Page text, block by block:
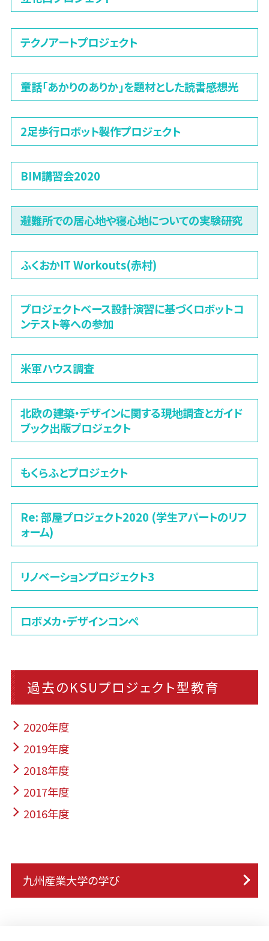
テクノアートプロジェクト
童話「あかりのありか」を題材とした読書感想光
2足歩行ロボット製作プロジェクト
BIM講習会2020
避難所での居心地や寝心地についての実験研究
ふくおかIT Workouts(赤村)
プロジェクトベース設計演習に基づくロボットコ
ンテスト等への参加
米軍ハウス調査
北欧の建築・デザインに関する現地調査とガイド
ブック出版プロジェクト
もくらふとプロジェクト
Re: 部屋プロジェクト2020 (学生アパートのリフ
ォーム)
リノベーションプロジェクト3
ロボメカ・デザインコンペ
過去のKSUプロジェクト型教育
2020年度
2019年度
2018年度
2017年度
2016年度
九州産業大学の学び